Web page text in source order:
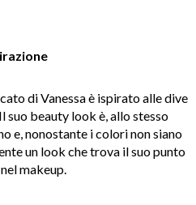
di Vanessa è ispirato alle dive
suo beauty look è, allo stesso
e, nonostante i colori non siano
un look che trova il suo punto
makeup.